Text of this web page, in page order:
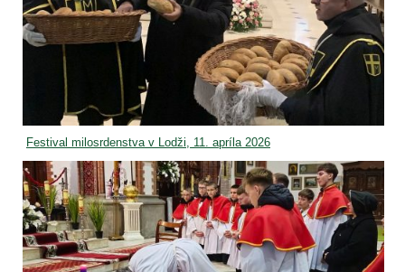
Festival milosrdenstva v Lodži, 11. apríla 2026